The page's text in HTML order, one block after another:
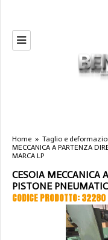
Home » Taglio e
MECCANICA A PARTENZA
MARCA LP
CESOIA MECCANICA
PISTONE
CODICE PRODOTTO: 32280